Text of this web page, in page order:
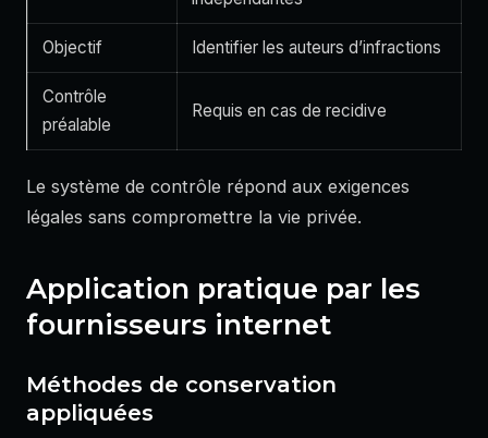
Objectif Identifier les auteurs d’infractions
Contrôle
préalable
Requis en cas de recidive
Le système de contrôle répond aux exigences
légales sans compromettre la vie privée.
Application pratique par les
fournisseurs internet
Méthodes de conservation
appliquées